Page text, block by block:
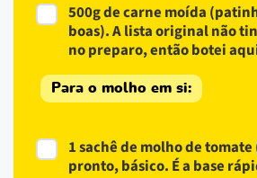
500g de carne moída
boas). A lista original não
no preparo, então botei
Para o molho em si:
1 sachê de molho de
pronto, básico. É a base